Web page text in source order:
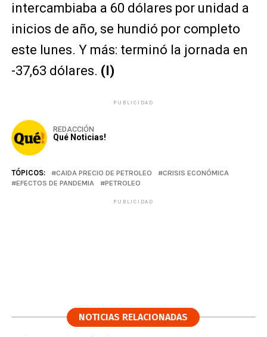
intercambiaba a 60 dólares por unidad a
inicios de año, se hundió por completo
este lunes. Y más: terminó la jornada en
-37,63 dólares. (I)
PUBLICIDAD
REDACCIÓN
Qué Noticias!
TÓPICOS: CAIDA PRECIO DE PETROLEO
CRISIS ECONÓMICA
EFECTOS DE PANDEMIA
PETROLEO
PUBLICIDAD
NOTICIAS RELACIONADAS